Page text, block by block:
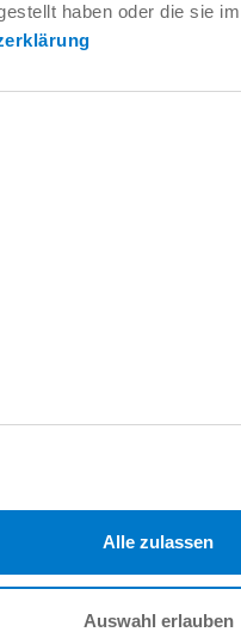
haben oder die sie
Alle zulassen
Auswahl erlauben